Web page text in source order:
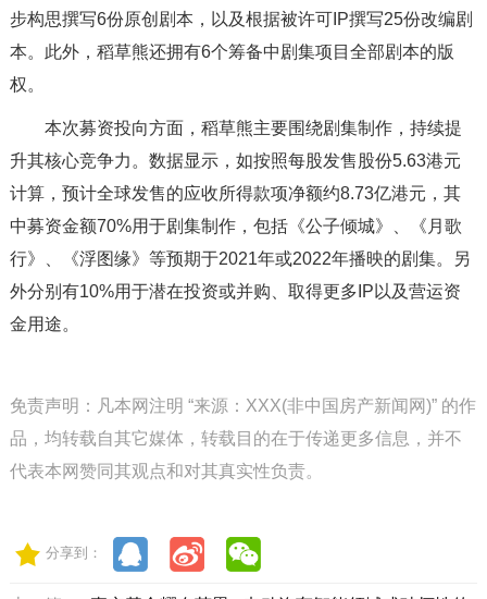
步构思撰写6份原创剧本，以及根据被许可IP撰写25份改编剧
本。此外，稻草熊还拥有6个筹备中剧集项目全部剧本的版
权。
本次募资投向方面，稻草熊主要围绕剧集制作，持续提
升其核心竞争力。数据显示，如按照每股发售股份5.63港元
计算，预计全球发售的应收所得款项净额约8.73亿港元，其
中募资金额70%用于剧集制作，包括《公子倾城》、《月歌
行》、《浮图缘》等预期于2021年或2022年播映的剧集。另
外分别有10%用于潜在投资或并购、取得更多IP以及营运资
金用途。
免责声明：凡本网注明 “来源：XXX(非中国房产新闻网)” 的作
品，均转载自其它媒体，转载目的在于传递更多信息，并不
代表本网赞同其观点和对其真实性负责。
分享到：